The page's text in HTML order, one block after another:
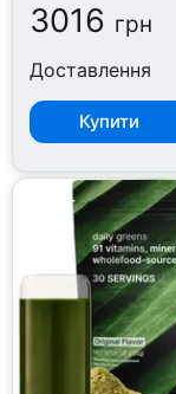
3016 грн
Доставлення
Купити